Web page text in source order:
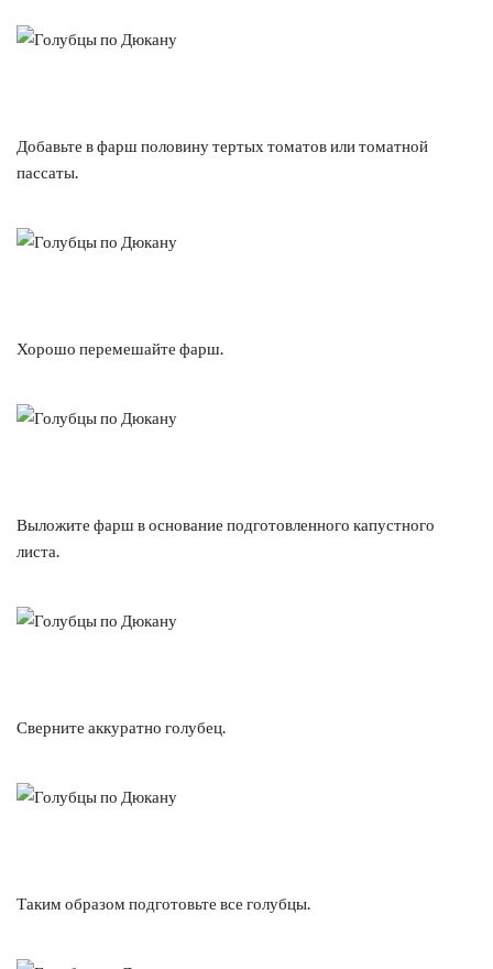
Добавьте в фарш половину тертых томатов или томатной
пассаты.
Хорошо перемешайте фарш.
Выложите фарш в основание подготовленного капустного
листа.
Сверните аккуратно голубец.
Таким образом подготовьте все голубцы.